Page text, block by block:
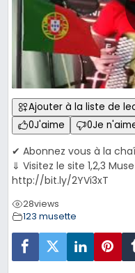
Ajouter à la liste de
0J'aime 0Je
✔ Abonnez vous à la
⇓ Visitez le site 1,2,3
http://bit.ly/2YVi3xT
28views
123 musette